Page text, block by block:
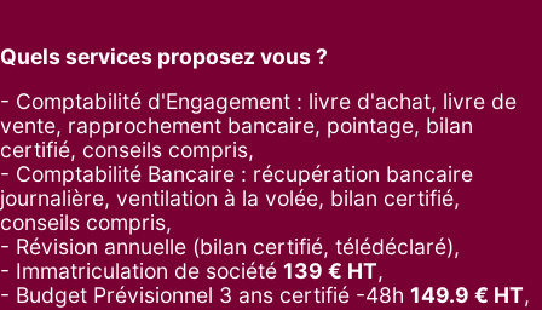
Quels services proposez vous ?
- Comptabilité d'Engagement : livre d'achat, livre de
vente, rapprochement bancaire, pointage, bilan
certifié, conseils compris,
- Comptabilité Bancaire : récupération bancaire
journalière, ventilation à la volée, bilan certifié,
conseils compris,
- Révision annuelle (bilan certifié, télédéclaré),
- Immatriculation de société 139 € HT,
- Budget Prévisionnel 3 ans certifié -48h 149.9 € HT,